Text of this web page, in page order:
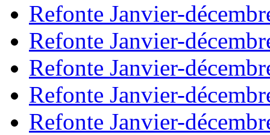
Refonte Janvier-
Refonte Janvier-
Refonte Janvier-
Refonte Janvier-
Refonte Janvier-